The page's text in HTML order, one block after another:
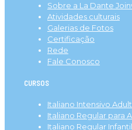
Sobre a La Dante
Atividades culturais
Galerias de Fotos
Certificação
Rede
Fale Conosco
CURSOS
Italiano Intensivo
Italiano Regular para
Italiano Regular Infantil